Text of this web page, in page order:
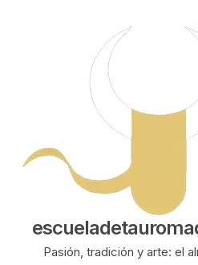
Pasión, tradición y arte: el